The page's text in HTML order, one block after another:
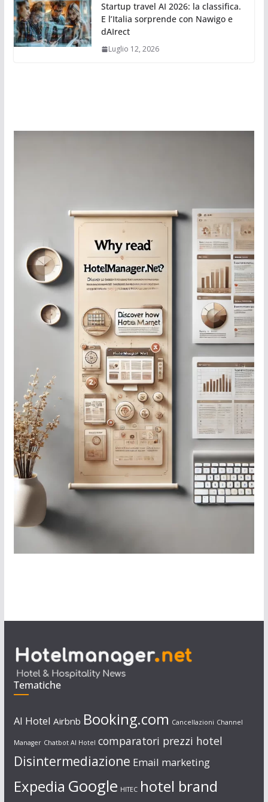
Startup travel AI 2026: la classifica.
E l’Italia sorprende con Nawigo e
dAIrect
Luglio 12, 2026
Tematiche
AI Hotel Airbnb Booking.com Cancellazioni Channel
Manager Chatbot AI Hotel comparatori prezzi hotel
Disintermediazione Email marketing
Expedia Google HITEC hotel brand